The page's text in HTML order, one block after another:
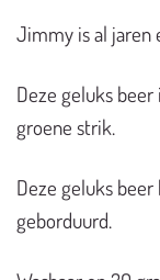
Jimmy is al jaren
Deze geluks
groene strik.
Deze geluks
geborduurd.